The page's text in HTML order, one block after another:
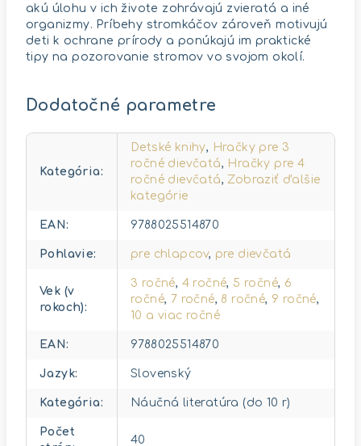
akú úlohu v ich živote zohrávajú zvieratá a iné
organizmy. Príbehy stromkáčov zároveň motivujú
deti k ochrane prírody a ponúkajú im praktické
tipy na pozorovanie stromov vo svojom okolí.
Dodatočné parametre
Kategória:
Detské knihy, Hračky pre 3
ročné dievčatá, Hračky pre 4
ročné dievčatá, Zobraziť ďalšie
kategórie
EAN: 9788025514870
Pohlavie: pre chlapcov, pre dievčatá
Vek (v
rokoch):
3 ročné, 4 ročné, 5 ročné, 6
ročné, 7 ročné, 8 ročné, 9 ročné,
10 a viac ročné
EAN: 9788025514870
Jazyk: Slovenský
Kategória: Náučná literatúra (do 10 r)
Počet
40